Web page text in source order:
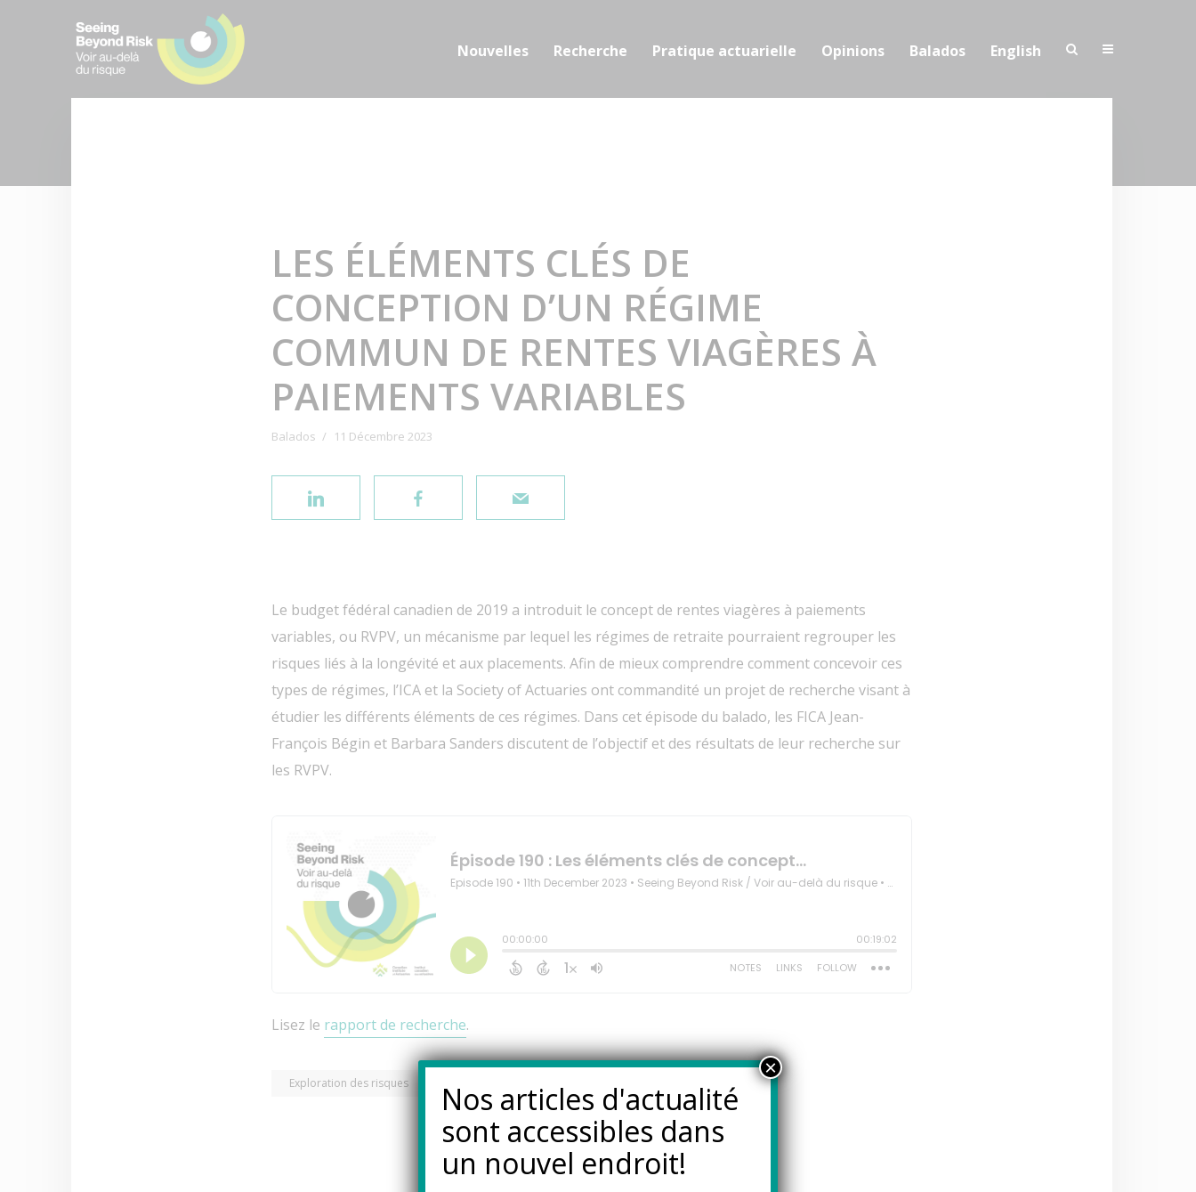
Nouvelles Recherche Pratique actuarielle Opinions Balados English
LES ÉLÉMENTS CLÉS DE
CONCEPTION D’UN RÉGIME
COMMUN DE RENTES VIAGÈRES À
PAIEMENTS VARIABLES
Balados 11 Décembre 2023
Le budget fédéral canadien de 2019 a introduit le concept de rentes viagères à paiements
variables, ou RVPV, un mécanisme par lequel les régimes de retraite pourraient regrouper les
risques liés à la longévité et aux placements. Afin de mieux comprendre comment concevoir ces
types de régimes, l’ICA et la Society of Actuaries ont commandité un projet de recherche visant à
étudier les différents éléments de ces régimes. Dans cet épisode du balado, les FICA Jean-
François Bégin et Barbara Sanders discutent de l’objectif et des résultats de leur recherche sur
les RVPV.
Lisez le rapport de recherche.
Exploration des risques
Nos articles d'actualité
sont accessibles dans
un nouvel endroit!
×